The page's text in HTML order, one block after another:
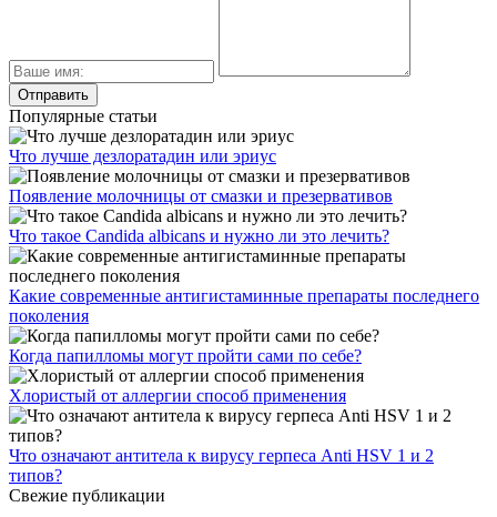
Популярные статьи
Что лучше дезлоратадин или эриус
Появление молочницы от смазки и презервативов
Что такое Candida albicans и нужно ли это лечить?
Какие современные антигистаминные препараты последнего
поколения
Когда папилломы могут пройти сами по себе?
Хлористый от аллергии способ применения
Что означают антитела к вирусу герпеса Anti HSV 1 и 2
типов?
Свежие публикации